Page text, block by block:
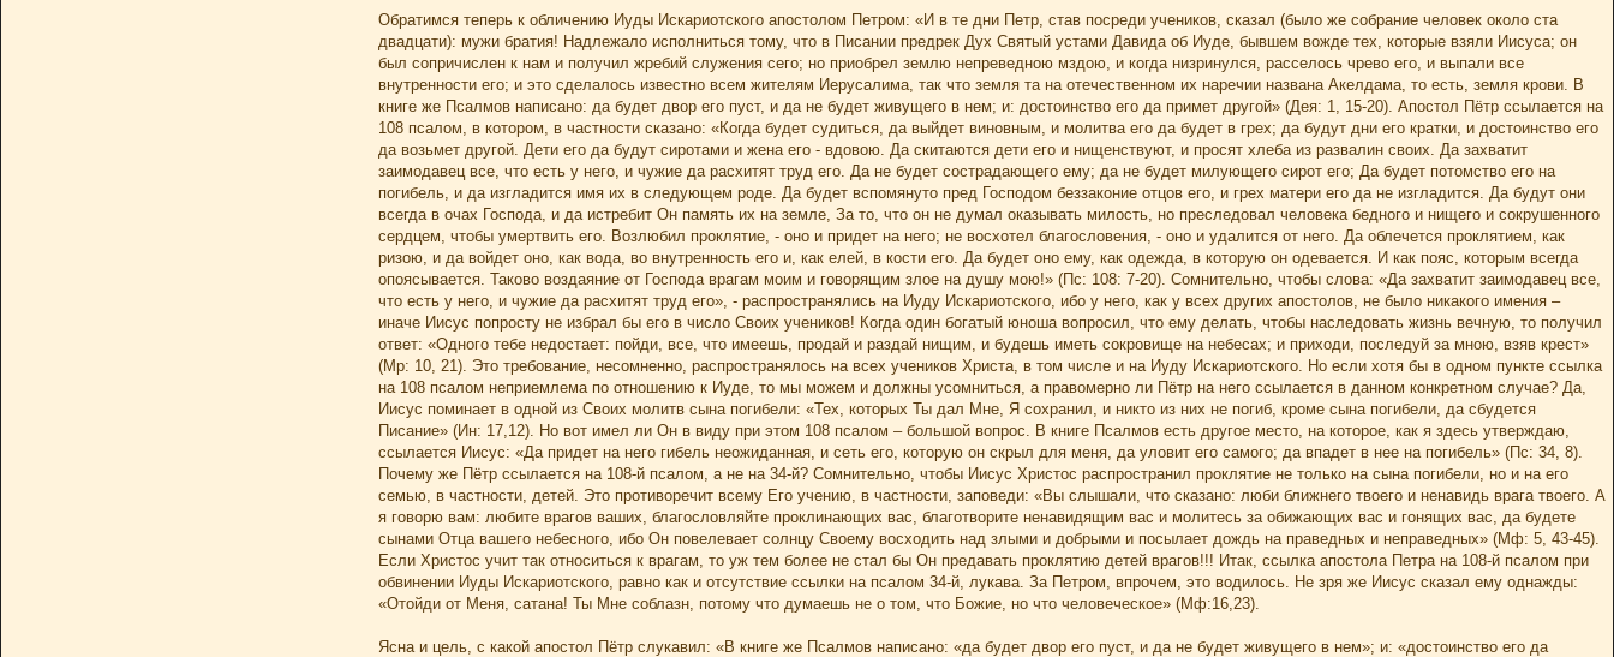
Обратимся теперь к обличению Иуды Искариотского апостолом Петром: «И в те дни Петр, став посреди учеников, сказал (было же собрание человек около ста
двадцати): мужи братия! Надлежало исполниться тому, что в Писании предрек Дух Святый устами Давида об Иуде, бывшем вожде тех, которые взяли Иисуса; он
был сопричислен к нам и получил жребий служения сего; но приобрел землю непреведною мздою, и когда низринулся, расселось чрево его, и выпали все
внутренности его; и это сделалось известно всем жителям Иерусалима, так что земля та на отечественном их наречии названа Акелдама, то есть, земля крови. В
книге же Псалмов написано: да будет двор его пуст, и да не будет живущего в нем; и: достоинство его да примет другой» (Дея: 1, 15-20). Апостол Пётр ссылается на
108 псалом, в котором, в частности сказано: «Когда будет судиться, да выйдет виновным, и молитва его да будет в грех; да будут дни его кратки, и достоинство его
да возьмет другой. Дети его да будут сиротами и жена его - вдовою. Да скитаются дети его и нищенствуют, и просят хлеба из развалин своих. Да захватит
заимодавец все, что есть у него, и чужие да расхитят труд его. Да не будет сострадающего ему; да не будет милующего сирот его; Да будет потомство его на
погибель, и да изгладится имя их в следующем роде. Да будет вспомянуто пред Господом беззаконие отцов его, и грех матери его да не изгладится. Да будут они
всегда в очах Господа, и да истребит Он память их на земле, За то, что он не думал оказывать милость, но преследовал человека бедного и нищего и сокрушенного
сердцем, чтобы умертвить его. Возлюбил проклятие, - оно и придет на него; не восхотел благословения, - оно и удалится от него. Да облечется проклятием, как
ризою, и да войдет оно, как вода, во внутренность его и, как елей, в кости его. Да будет оно ему, как одежда, в которую он одевается. И как пояс, которым всегда
опоясывается. Таково воздаяние от Господа врагам моим и говорящим злое на душу мою!» (Пс: 108: 7-20). Сомнительно, чтобы слова: «Да захватит заимодавец все,
что есть у него, и чужие да расхитят труд его», - распространялись на Иуду Искариотского, ибо у него, как у всех других апостолов, не было никакого имения –
иначе Иисус попросту не избрал бы его в число Своих учеников! Когда один богатый юноша вопросил, что ему делать, чтобы наследовать жизнь вечную, то получил
ответ: «Одного тебе недостает: пойди, все, что имеешь, продай и раздай нищим, и будешь иметь сокровище на небесах; и приходи, последуй за мною, взяв крест»
(Мр: 10, 21). Это требование, несомненно, распространялось на всех учеников Христа, в том числе и на Иуду Искариотского. Но если хотя бы в одном пункте ссылка
на 108 псалом неприемлема по отношению к Иуде, то мы можем и должны усомниться, а правомерно ли Пётр на него ссылается в данном конкретном случае? Да,
Иисус поминает в одной из Своих молитв сына погибели: «Тех, которых Ты дал Мне, Я сохранил, и никто из них не погиб, кроме сына погибели, да сбудется
Писание» (Ин: 17,12). Но вот имел ли Он в виду при этом 108 псалом – большой вопрос. В книге Псалмов есть другое место, на которое, как я здесь утверждаю,
ссылается Иисус: «Да придет на него гибель неожиданная, и сеть его, которую он скрыл для меня, да уловит его самого; да впадет в нее на погибель» (Пс: 34, 8).
Почему же Пётр ссылается на 108-й псалом, а не на 34-й? Сомнительно, чтобы Иисус Христос распространил проклятие не только на сына погибели, но и на его
семью, в частности, детей. Это противоречит всему Его учению, в частности, заповеди: «Вы слышали, что сказано: люби ближнего твоего и ненавидь врага твоего. А
я говорю вам: любите врагов ваших, благословляйте проклинающих вас, благотворите ненавидящим вас и молитесь за обижающих вас и гонящих вас, да будете
сынами Отца вашего небесного, ибо Он повелевает солнцу Своему восходить над злыми и добрыми и посылает дождь на праведных и неправедных» (Мф: 5, 43-45).
Если Христос учит так относиться к врагам, то уж тем более не стал бы Он предавать проклятию детей врагов!!! Итак, ссылка апостола Петра на 108-й псалом при
обвинении Иуды Искариотского, равно как и отсутствие ссылки на псалом 34-й, лукава. За Петром, впрочем, это водилось. Не зря же Иисус сказал ему однажды:
«Отойди от Меня, сатана! Ты Мне соблазн, потому что думаешь не о том, что Божие, но что человеческое» (Мф:16,23).
Ясна и цель, с какой апостол Пётр слукавил: «В книге же Псалмов написано: «да будет двор его пуст, и да не будет живущего в нем»; и: «достоинство его да